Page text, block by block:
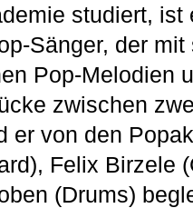
studiert,
Sänger, der
Pop-Melodien
zwischen
er von den
Felix Birzele
(Drums)